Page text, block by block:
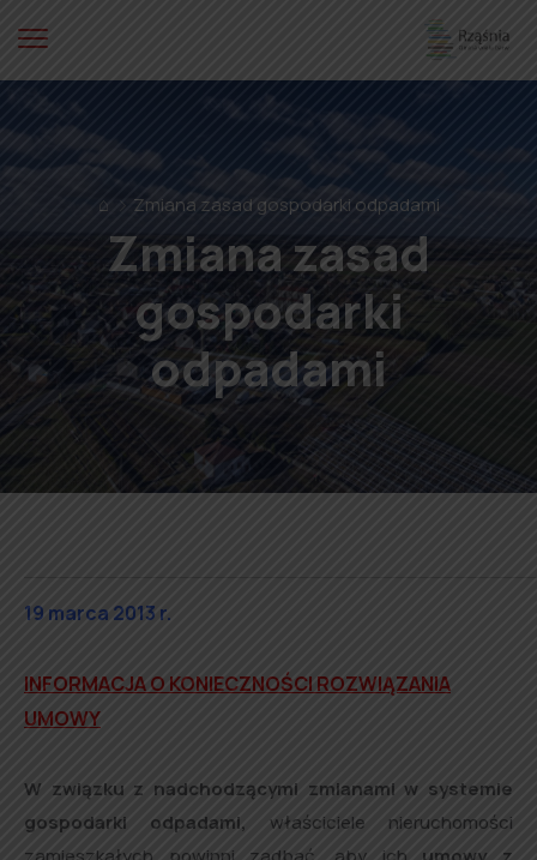
⌂ Zmiana zasad gospodarki odpadami
Zmiana zasad
gospodarki
odpadami
19 marca 2013 r.
INFORMACJA O KONIECZNOŚCI ROZWIĄZANIA
UMOWY
W związku z nadchodzącymi zmianami w systemie
gospodarki odpadami, właściciele nieruchomości